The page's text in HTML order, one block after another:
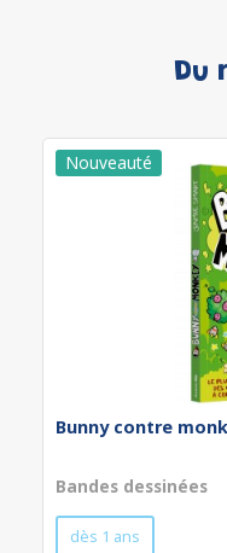
Du
Bunny contre
Bandes dessinées
dès 1 ans